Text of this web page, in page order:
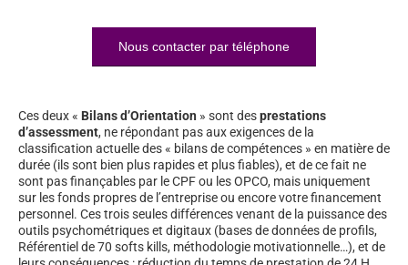
Nous contacter par téléphone
Ces deux « Bilans d’Orientation » sont desprestations
d’assessment, ne répondant pas aux exigences de la
classification actuelle des « bilans de compétences » en matière de
durée (ils sont bien plus rapides et plus fiables), et de ce fait ne
sont pas finançables par le CPF ou les OPCO, mais uniquement
sur les fonds propres de l’entreprise ou encore votre financement
personnel. Ces trois seules différences venant de la puissance des
outils psychométriques et digitaux (bases de données de profils,
Référentiel de 70 softs kills, méthodologie motivationnelle…), et de